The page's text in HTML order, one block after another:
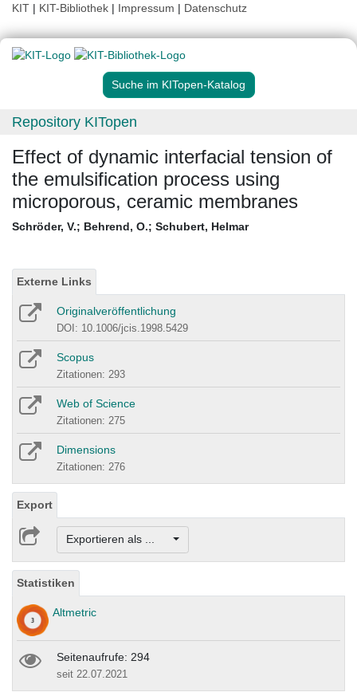
KIT | KIT-Bibliothek | Impressum | Datenschutz
Suche im KITopen-Katalog
Repository KITopen
Effect of dynamic interfacial tension of
the emulsification process using
microporous, ceramic membranes
Schröder, V.; Behrend, O.; Schubert, Helmar
Externe Links
Originalveröffentlichung
DOI: 10.1006/jcis.1998.5429
Scopus
Zitationen: 293
Web of Science
Zitationen: 275
Dimensions
Zitationen: 276
Export
Exportieren als ...
Statistiken
Altmetric
Seitenaufrufe: 294
seit 22.07.2021